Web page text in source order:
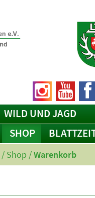
WILD UND JAGD
SHOP
/ Shop /Warenkorb